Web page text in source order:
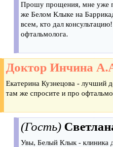
Прошу прощения, мне уже
же Белом Клыке на
всем, кто дал
офтальмолога.
Доктор Инчина
Екатерина Кузнецова - лучший
там же спросите и про
(Гость)
Увы, Белый Клык - клиника